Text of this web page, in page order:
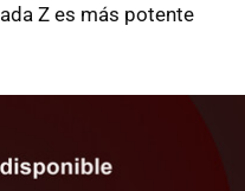
Z es más potente